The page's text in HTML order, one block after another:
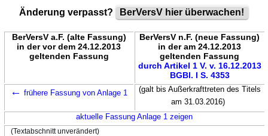
Änderung verpasst? BerVersV hier überwachen!
BerVersV a.F. (alte Fassung)
in der vor dem 24.12.2013
geltenden Fassung
BerVersV n.F. (neue Fassung)
in der am 24.12.2013
geltenden Fassung
durch Artikel 1 V. v. 16.12.2013
BGBl. I S. 4353
← frühere Fassung von Anlage 1
(galt bis Außerkrafttreten des Titels
am 31.03.2016)
aktuelle Fassung Anlage 1 zeigen
(Textabschnitt unverändert)